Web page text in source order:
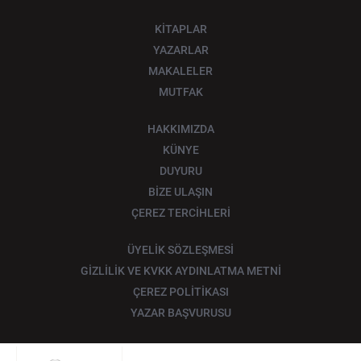
KİTAPLAR
YAZARLAR
MAKALELER
MUTFAK
HAKKIMIZDA
KÜNYE
DUYURU
BİZE ULAŞIN
ÇEREZ TERCİHLERİ
ÜYELİK SÖZLEŞMESİ
GİZLİLİK VE KVKK AYDINLATMA METNİ
ÇEREZ POLİTİKASI
YAZAR BAŞVURUSU